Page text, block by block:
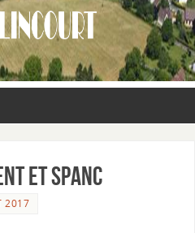
et SPANC
2017